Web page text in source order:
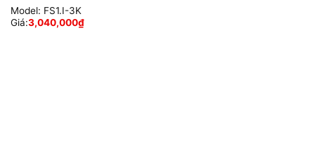
Model: FS1.I-3K
Giá:3,040,000₫